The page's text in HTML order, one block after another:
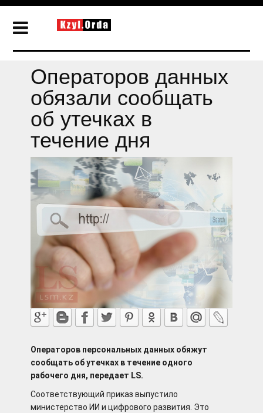
Операторов данных
обязали сообщать
об утечках в
течение дня
Операторов персональных данных обяжут
сообщать об утечках в течение одного
рабочего дня, передает LS.
Соответствующий приказ выпустило
министерство ИИ и цифрового развития. Это